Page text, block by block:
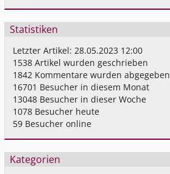
Statistiken
Letzter Artikel:28.05.2023 12:00
1538 Artikel wurden geschrieben
1842 Kommentare wurden abgegeben
16701 Besucher in diesem Monat
13048 Besucher in dieser Woche
1078 Besucher heute
59 Besucher online
Kategorien